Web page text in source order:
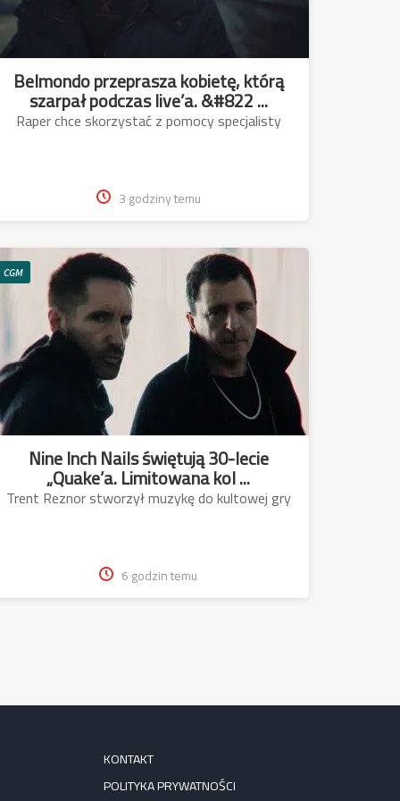
Belmondo przeprasza kobietę, którą
szarpał podczas live’a. &#822 ...
Raper chce skorzystać z pomocy specjalisty
3 godziny temu
CGM
Nine Inch Nails świętują 30-lecie
„Quake’a. Limitowana kol ...
Trent Reznor stworzył muzykę do kultowej gry
6 godzin temu
KONTAKT
POLITYKA PRYWATNOŚCI